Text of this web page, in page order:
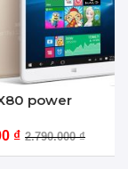
power
2.790.000₫
₫